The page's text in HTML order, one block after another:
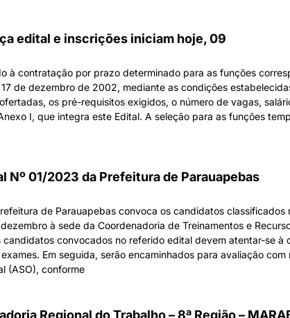
edital e inscrições iniciam hoje, 09
à contratação por prazo determinado para as funções
de dezembro de 2002, mediante as condições
os pré-requisitos exigidos, o número de vagas,
I, que integra este Edital. A seleção para as funções
Nº 01/2023 da Prefeitura de Parauapebas
de Parauapebas convoca os candidatos classificados
à sede da Coordenadoria de Treinamentos e
convocados no referido edital devem atentar-se à
Em seguida, serão encaminhados para avaliação
(ASO), conforme